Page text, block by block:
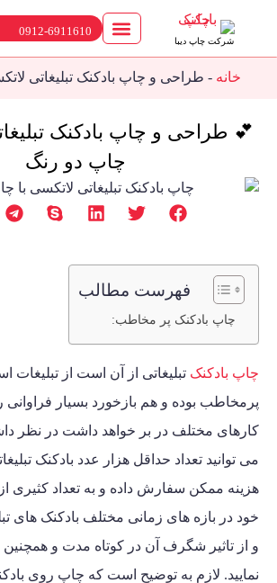
شرکت چاپ دیبا
0912-6911610
خانه - طراحی و چاپ بادکنک تبلیغاتی
💕 طراحی و چاپ بادکنک
چاپ دو رنگ
فهرست مطالب
چاپ بادکنک پر مخاطب:
چاپ بادکنک تبلیغاتی از آن است از تبلیغات
پرمخاطب بوده و هم بازخورد بسیار
کارهای مختلف در بر خواهد داشت در نظر
می توانید تعداد حداقل هزار عدد بادکنک
هزینه ممکن سفارش داده و به تعداد کثیری
خود در بازه های زمانی مختلف بادکنک های
و از تاثیر شگرف آن در کوتاه مدت و همچنین
نمایید. لازم به توضیح است که چاپ روی